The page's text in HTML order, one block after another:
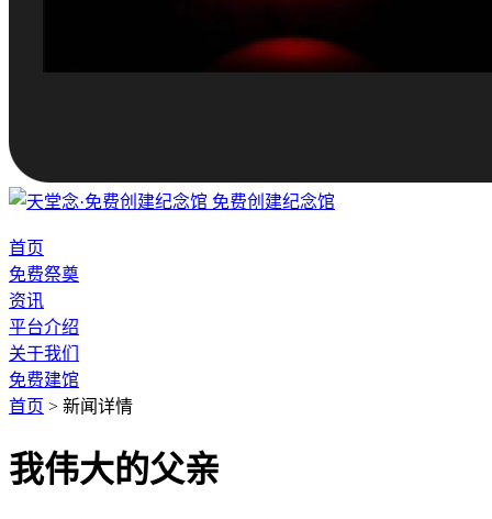
免费创建纪念馆
首页
免费祭奠
资讯
平台介绍
关于我们
免费建馆
首页 > 新闻详情
我伟大的父亲